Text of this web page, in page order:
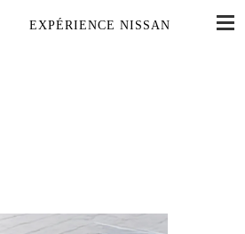
EXPÉRIENCE NISSAN